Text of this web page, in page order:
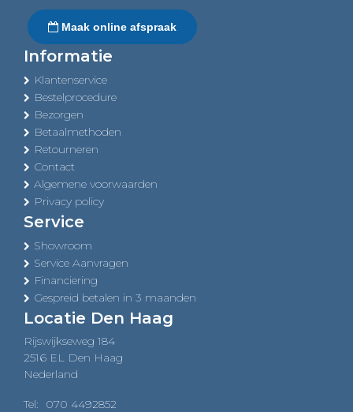
Maak online afspraak
Informatie
Klantenservice
Bestelprocedure
Bezorgen
Betaalmethoden
Retourneren
Contact
Algemene voorwaarden
Privacy policy
Service
Showroom
Service Aanvragen
Financiering
Gespreid betalen in 3 maanden
Locatie Den Haag
Rijswijkseweg 184
2516 EL Den Haag
Nederland
Tel: 070 4492852